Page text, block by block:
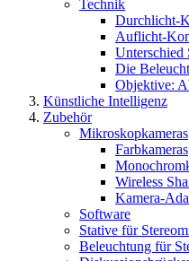
Technik
Durchlicht-
Auflicht-
Unterschied
Die
Objektive:
Künstliche Intelligenz
Zubehör
Mikroskopkameras
Farbkameras
Wireless
Kamera-
Software
Stative für
Beleuchtung für